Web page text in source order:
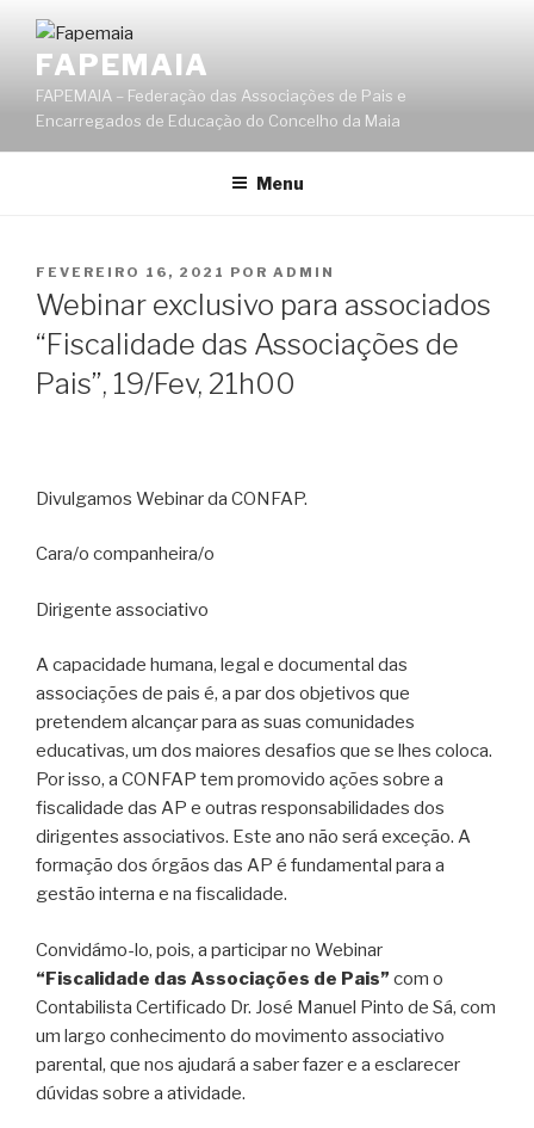
conteúdo
FAPEMAIA
FAPEMAIA – Federação das Associações de Pais e
Encarregados de Educação do Concelho da Maia
Menu
PUBLICADO
EM
FEVEREIRO 16, 2021 POR ADMIN
Webinar exclusivo para associados
“Fiscalidade das Associações de
Pais”, 19/Fev, 21h00
Divulgamos Webinar da CONFAP.
Cara/o companheira/o
Dirigente associativo
A capacidade humana, legal e documental das
associações de pais é, a par dos objetivos que
pretendem alcançar para as suas comunidades
educativas, um dos maiores desafios que se lhes coloca.
Por isso, a CONFAP tem promovido ações sobre a
fiscalidade das AP e outras responsabilidades dos
dirigentes associativos. Este ano não será exceção. A
formação dos órgãos das AP é fundamental para a
gestão interna e na fiscalidade.
Convidámo-lo, pois, a participar no Webinar
“Fiscalidade das Associações de Pais” com o
Contabilista Certificado Dr. José Manuel Pinto de Sá, com
um largo conhecimento do movimento associativo
parental, que nos ajudará a saber fazer e a esclarecer
dúvidas sobre a atividade.